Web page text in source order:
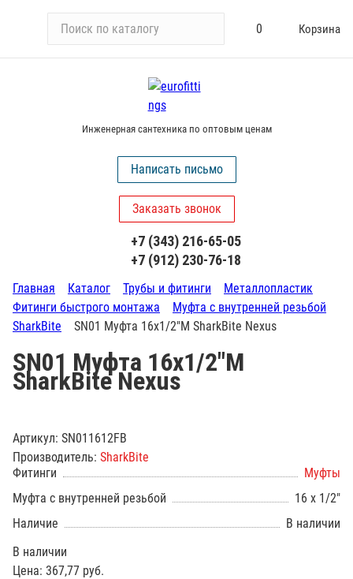
и
у
0 Корзина
Инженерная сантехника по оптовым ценам
Написать письмо
Заказать звонок
+7 (343) 216-65-05
+7 (912) 230-76-18
Главная Каталог Трубы и фитинги
Металлопластик
Фитинги быстрого монтажа
Муфта с внутренней резьбой
SharkBite
SN01 Муфта 16х1/2"М SharkBite Nexus
SN01 Муфта 16х1/2"М
SharkBite Nexus
Артикул: SN011612FB
Производитель: SharkBite
Фитинги
Муфты
Муфта с внутренней резьбой
16 х 1/2"
Наличие
В наличии
В наличии
Цена: 367,77 руб.